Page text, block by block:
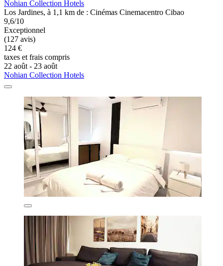
Nohian Collection Hotels
Los Jardines, à 1,1 km de : Cinémas Cinemacentro Cibao
9,6/10
Exceptionnel
(127 avis)
124 €
taxes et frais compris
22 août - 23 août
Nohian Collection Hotels